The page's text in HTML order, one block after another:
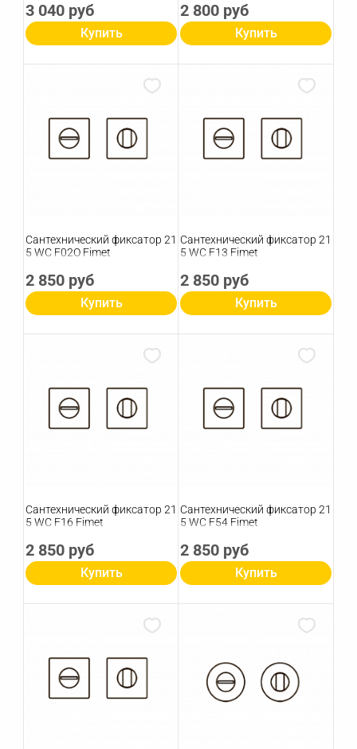
3 040 руб
Купить
2 800 руб
Купить
Сантехнический фиксатор 21
5 WC F02O Fimet
2 850 руб
Купить
Сантехнический фиксатор 21
5 WC F13 Fimet
2 850 руб
Купить
Сантехнический фиксатор 21
5 WC F16 Fimet
2 850 руб
Купить
Сантехнический фиксатор 21
5 WC F54 Fimet
2 850 руб
Купить